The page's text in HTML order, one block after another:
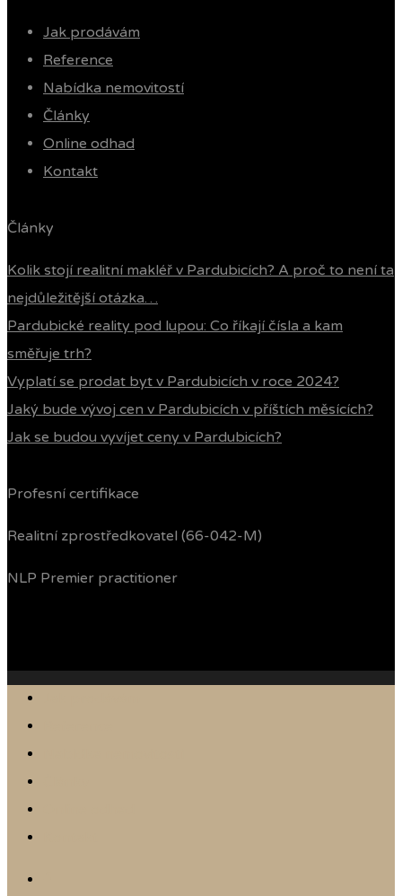
Jak prodávám
Reference
Nabídka nemovitostí
Články
Online odhad
Kontakt
Články
Kolik stojí realitní makléř v Pardubicích? A proč to není ta
nejdůležitější otázka…
Pardubické reality pod lupou: Co říkají čísla a kam
směřuje trh?
Vyplatí se prodat byt v Pardubicích v roce 2024?
Jaký bude vývoj cen v Pardubicích v příštích měsících?
Jak se budou vyvíjet ceny v Pardubicích?
Profesní certifikace
Realitní zprostředkovatel (66-042-M)
NLP Premier practitioner